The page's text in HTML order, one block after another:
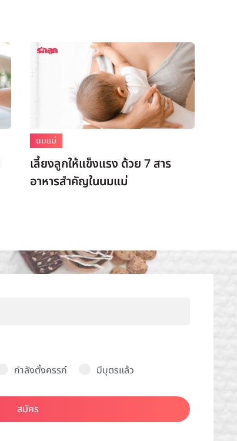
นมแม่
เลี้ยงลูกให้แข็งแรง ด้วย 7 สาร
อาหารสำคัญในนมแม่
กำลังตั้งครรภ์ มีบุตรแล้ว
สมัคร